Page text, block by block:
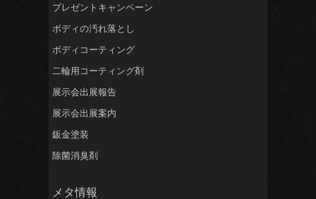
プレゼントキャンペーン
ボディの汚れ落とし
ボディコーティング
二輪用コーティング剤
展示会出展報告
展示会出展案内
鈑金塗装
除菌消臭剤
メタ情報